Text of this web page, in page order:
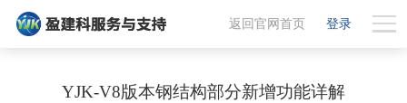
登录
返回官网首页
YJK-V8版本钢结构部分新增功能详解